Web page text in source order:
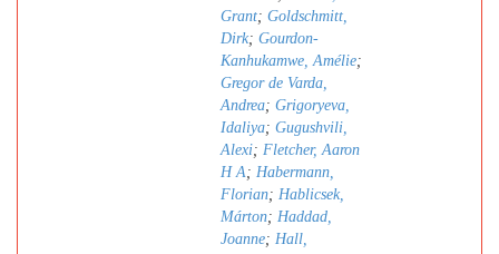
Grant; Goldschmitt,
Dirk; Gourdon-
Kanhukamwe, Amélie;
Gregor de Varda,
Andrea; Grigoryeva,
Idaliya; Gugushvili,
Alexi; Fletcher, Aaron
H A; Habermann,
Florian; Hablicsek,
Márton; Haddad,
Joanne; Hall,